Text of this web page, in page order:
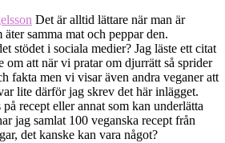
Det är alltid lättare när man är
samma mat och peppar den.
stödet i sociala medier? Jag läste ett citat
om att när vi pratar om djurrätt så sprider
fakta men vi visar även andra veganer att
lite därför jag skrev det här inlägget.
recept eller annat som kan underlätta
jag samlat 100 veganska recept från
det kanske kan vara något?